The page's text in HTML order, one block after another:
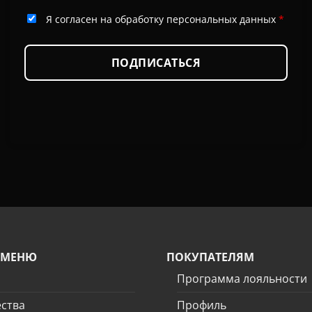
Я согласен на обработку персональных данных *
ПОДПИСАТЬСЯ
МЕНЮ
ПОКУПАТЕЛЯМ
Программа лояльности
Профиль